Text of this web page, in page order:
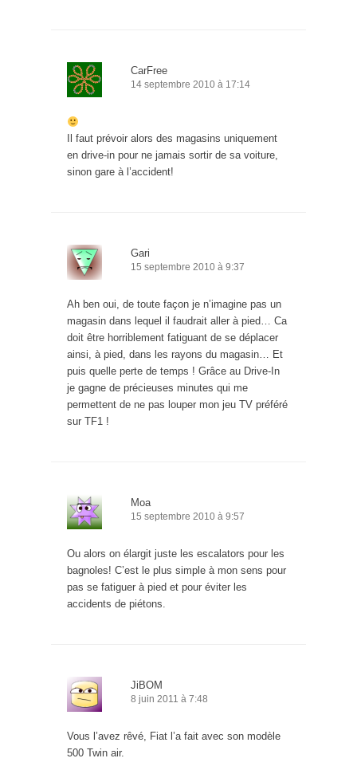
CarFree
14 septembre 2010 à 17:14
Il faut prévoir alors des magasins uniquement
en drive-in pour ne jamais sortir de sa voiture,
sinon gare à l’accident!
Gari
15 septembre 2010 à 9:37
Ah ben oui, de toute façon je n’imagine pas un
magasin dans lequel il faudrait aller à pied… Ca
doit être horriblement fatiguant de se déplacer
ainsi, à pied, dans les rayons du magasin… Et
puis quelle perte de temps ! Grâce au Drive-In
je gagne de précieuses minutes qui me
permettent de ne pas louper mon jeu TV préféré
sur TF1 !
Moa
15 septembre 2010 à 9:57
Ou alors on élargit juste les escalators pour les
bagnoles! C’est le plus simple à mon sens pour
pas se fatiguer à pied et pour éviter les
accidents de piétons.
JiBOM
8 juin 2011 à 7:48
Vous l’avez rêvé, Fiat l’a fait avec son modèle
500 Twin air.